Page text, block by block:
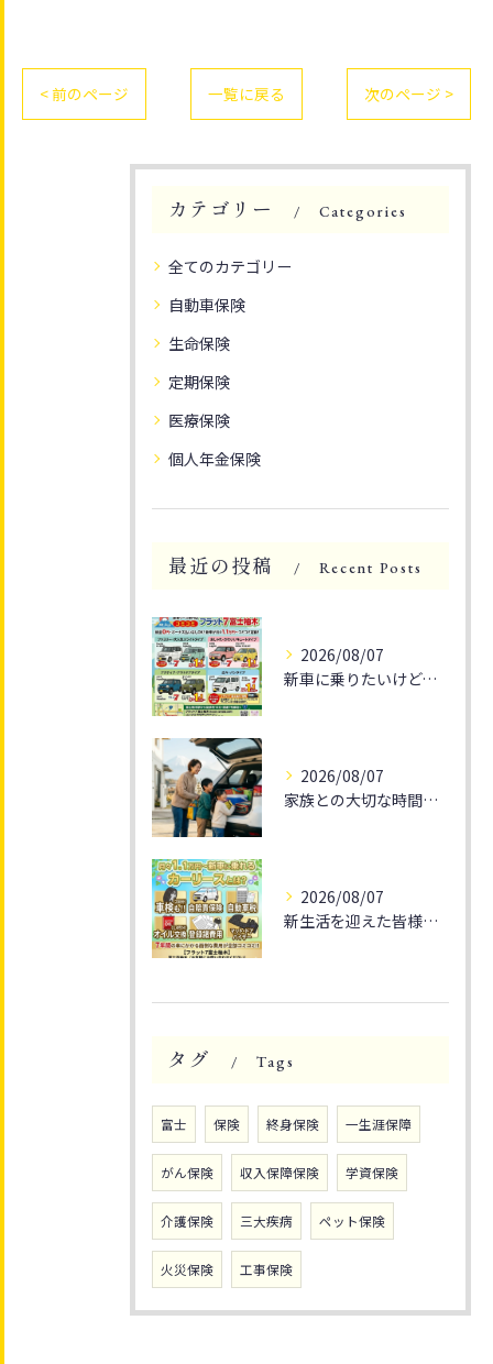
< 前のページ 一覧に戻る 次のページ >
カテゴリー Categories
全てのカテゴリー
自動車保険
生命保険
定期保険
医療保険
個人年金保険
最近の投稿 Recent Posts
2026/08/07
新車に乗りたいけど、予算が気になる方へ朗報です！
2026/08/07
家族との大切な時間を🚗✨
2026/08/07
新生活を迎えた皆様、そろそろ通勤や休日のドライブをもっと楽し...
タグ Tags
富士 保険 終身保険 一生涯保障
がん保険 収入保障保険 学資保険
介護保険 三大疾病 ペット保険
火災保険 工事保険